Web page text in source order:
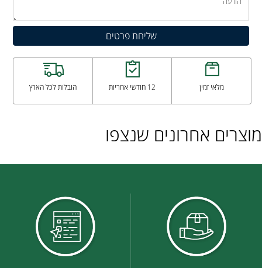
מלאי זמין 12 חודשי אחריות הובלות לכל הארץ
מוצרים אחרונים שנצפו